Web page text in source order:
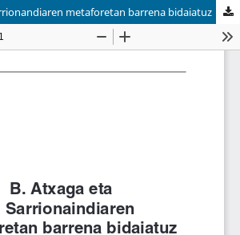
metaforetan barrena bidaiatuz